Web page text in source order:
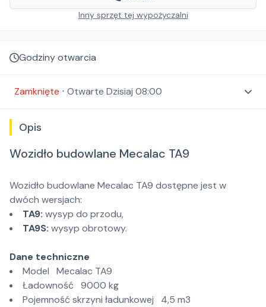
Inny sprzęt tej wypożyczalni
Godziny otwarcia
Zamknięte ⋅ Otwarte Dzisiaj 08:00
Opis
Wozidło budowlane Mecalac TA9
Wozidło budowlane Mecalac TA9 dostępne jest w
dwóch wersjach:
TA9: wysyp do przodu,
TA9S: wysyp obrotowy.
Dane techniczne
Model Mecalac TA9
Ładowność 9000 kg
Pojemność skrzyni ładunkowej 4,5 m3